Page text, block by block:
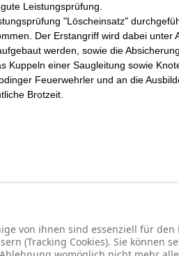
Leistungsprüfung.
"Löscheinsatz"
Der Erstangriff wird dabei
werden, sowie die
Kuppeln einer Saugleitung sowie
Feuerwehrler und an die
Brotzeit.
von ihnen sind essenziell für
(Tracking Cookies). Sie können